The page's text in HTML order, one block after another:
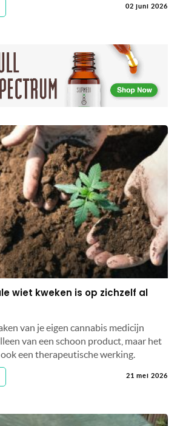
02 juni 2026
wiet kweken is op zichzelf al
van je eigen cannabis medicijn
van een schoon product, maar het
een therapeutische werking.
21 mei 2026